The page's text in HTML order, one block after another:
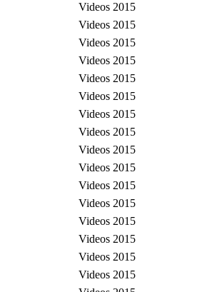
Videos 2015
Videos 2015
Videos 2015
Videos 2015
Videos 2015
Videos 2015
Videos 2015
Videos 2015
Videos 2015
Videos 2015
Videos 2015
Videos 2015
Videos 2015
Videos 2015
Videos 2015
Videos 2015